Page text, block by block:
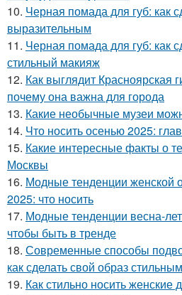
10. Черная помада для губ: как
выразительным
11. Черная помада для губ: как
стильный макияж
12. Как выглядит Красноярская
почему она важна для города
13. Какие необычные музеи
14. Что носить осенью 2025:
15. Какие интересные факты о
Москвы
16. Модные тенденции женской
2025: что носить
17. Модные тенденции весна-
чтобы быть в тренде
18. Современные способы
как сделать свой образ стильным
19. Как стильно носить